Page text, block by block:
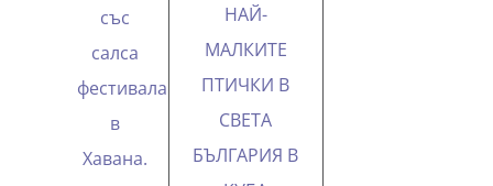
със
салса
фестивала
в
Хавана.
НАЙ-
МАЛКИТЕ
ПТИЧКИ В
СВЕТА
БЪЛГАРИЯ В